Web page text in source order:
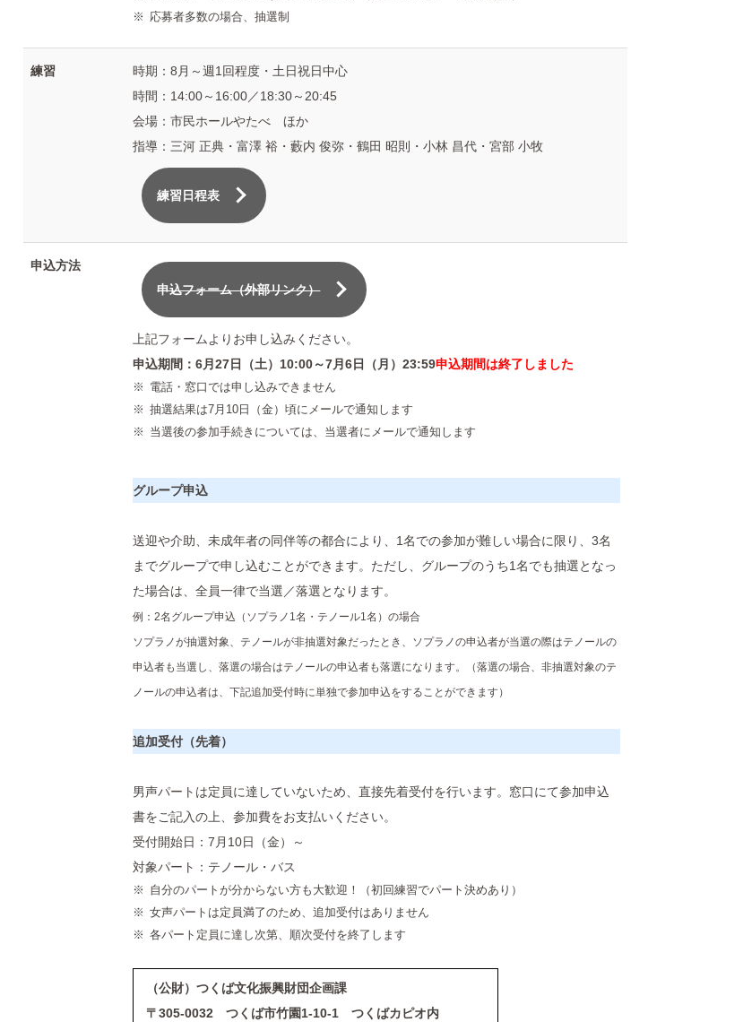
応募者多数の場合、抽選制
練習
時期：8月～週1回程度・土日祝日中心
時間：14:00～16:00／18:30～20:45
会場：市民ホールやたべ ほか
指導：三河 正典・富澤 裕・藪内 俊弥・鶴田 昭則・小林 昌代・宮部 小牧
練習日程表
申込方法
申込フォーム（外部リンク）
上記フォームよりお申し込みください。
申込期間：6月27日（土）10:00～7月6日（月）23:59申込期間は終了しました
電話・窓口では申し込みできません
抽選結果は7月10日（金）頃にメールで通知します
当選後の参加手続きについては、当選者にメールで通知します
グループ申込
送迎や介助、未成年者の同伴等の都合により、1名での参加が難しい場合に限り、3名
までグループで申し込むことができます。ただし、グループのうち1名でも抽選となっ
た場合は、全員一律で当選／落選となります。
例：2名グループ申込（ソプラノ1名・テノール1名）の場合
ソプラノが抽選対象、テノールが非抽選対象だったとき、ソプラノの申込者が当選の際はテノールの
申込者も当選し、落選の場合はテノールの申込者も落選になります。（落選の場合、非抽選対象のテ
ノールの申込者は、下記追加受付時に単独で参加申込をすることができます）
追加受付（先着）
男声パートは定員に達していないため、直接先着受付を行います。窓口にて参加申込
書をご記入の上、参加費をお支払いください。
受付開始日：7月10日（金）～
対象パート：テノール・バス
自分のパートが分からない方も大歓迎！（初回練習でパート決めあり）
女声パートは定員満了のため、追加受付はありません
各パート定員に達し次第、順次受付を終了します
（公財）つくば文化振興財団企画課
〒305-0032 つくば市竹園1-10-1 つくばカピオ内